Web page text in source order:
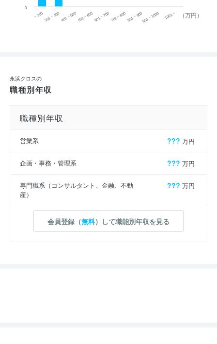
（万円）
~ 300 301 ~ 400 401 ~ 500501 ~ 600601 ~ 700701 ~ 800801 ~ 900901 ~ 1000 1001 ~
0
永浜クロスの
職種別年収
職種別年収
営業系 ??? 万円
企画・事務・管理系 ??? 万円
専門職系（コンサルタント、金融、不動
産）
??? 万円
会員登録（無料）して職能別年収を見る